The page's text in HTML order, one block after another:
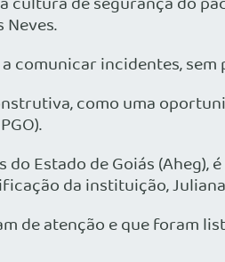
Neves.
comunicar incidentes,
como uma
Estado de Goiás
da instituição,
de atenção e que foram